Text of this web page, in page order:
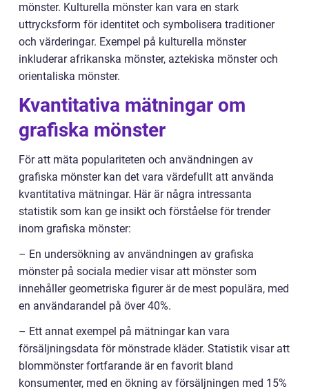
mönster. Kulturella mönster kan vara en stark
uttrycksform för identitet och symbolisera traditioner
och värderingar. Exempel på kulturella mönster
inkluderar afrikanska mönster, aztekiska mönster och
orientaliska mönster.
Kvantitativa mätningar om
grafiska mönster
För att mäta populariteten och användningen av
grafiska mönster kan det vara värdefullt att använda
kvantitativa mätningar. Här är några intressanta
statistik som kan ge insikt och förståelse för trender
inom grafiska mönster:
– En undersökning av användningen av grafiska
mönster på sociala medier visar att mönster som
innehåller geometriska figurer är de mest populära, med
en användarandel på över 40%.
– Ett annat exempel på mätningar kan vara
försäljningsdata för mönstrade kläder. Statistik visar att
blommönster fortfarande är en favorit bland
konsumenter, med en ökning av försäljningen med 15%